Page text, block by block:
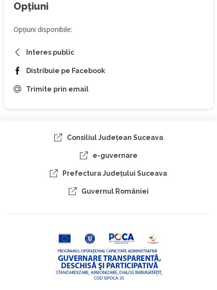
Opțiuni
Opțiuni disponibile:
Interes public
Distribuie pe Facebook
Trimite prin email
Consiliul Judeţean Suceava
e-guvernare
Prefectura Judeţului Suceava
Guvernul României